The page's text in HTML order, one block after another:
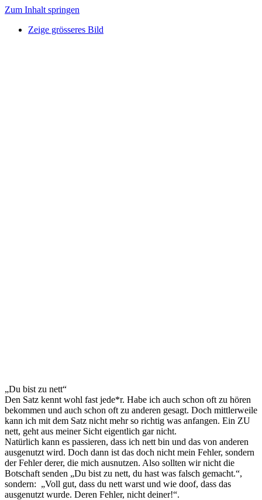
Zum Inhalt springen
Zeige grösseres Bild
„Du bist zu nett“
Den Satz kennt wohl fast jede*r. Habe ich auch schon oft zu hören
bekommen und auch schon oft zu anderen gesagt. Doch mittlerweile
kann ich mit dem Satz nicht mehr so richtig was anfangen. Ein ZU
nett, geht aus meiner Sicht eigentlich gar nicht.
Natürlich kann es passieren, dass ich nett bin und das von anderen
ausgenutzt wird. Doch dann ist das doch nicht mein Fehler, sondern
der Fehler derer, die mich ausnutzen. Also sollten wir nicht die
Botschaft senden „Du bist zu nett, du hast was falsch gemacht.“,
sondern: „Voll gut, dass du nett warst und wie doof, dass das
ausgenutzt wurde. Deren Fehler, nicht deiner!“.